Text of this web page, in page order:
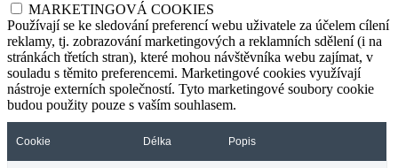
MARKETINGOVÁ COOKIES
Používají se ke sledování preferencí webu uživatele za účelem cílení
reklamy, tj. zobrazování marketingových a reklamních sdělení (i na
stránkách třetích stran), které mohou návštěvníka webu zajímat, v
souladu s těmito preferencemi. Marketingové cookies využívají
nástroje externích společností. Tyto marketingové soubory cookie
budou použity pouze s vaším souhlasem.
Cookie Délka Popis